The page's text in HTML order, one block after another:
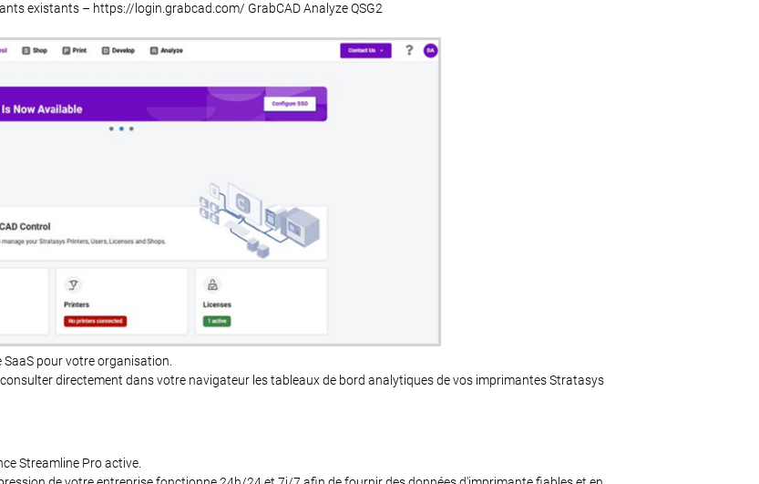
existants – https://login.grabcad.com/ GrabCAD Analyze QSG2
pour votre organisation.
directement dans votre navigateur les tableaux de bord analytiques de vos imprimantes Stratasys
Streamline Pro active.